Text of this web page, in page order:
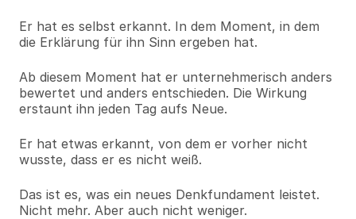
Er hat es selbst erkannt. In dem Moment, in dem
die Erklärung für ihn Sinn ergeben hat.
Ab diesem Moment hat er unternehmerisch anders
bewertet und anders entschieden. Die Wirkung
erstaunt ihn jeden Tag aufs Neue.
Er hat etwas erkannt, von dem er vorher nicht
wusste, dass er es nicht weiß.
Das ist es, was ein neues Denkfundament leistet.
Nicht mehr. Aber auch nicht weniger.